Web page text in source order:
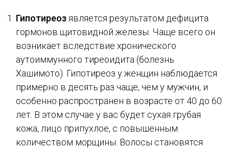
Гипотиреоз является результатом дефицита
гормонов щитовидной железы. Чаще всего он
возникает вследствие хронического
аутоиммунного тиреоидита (болезнь
Хашимото). Гипотиреоз у женщин наблюдается
примерно в десять раз чаще, чем у мужчин, и
особенно распространен в возрасте от 40 до 60
лет. В этом случае у вас будет сухая грубая
кожа, лицо припухлое, с повышенным
количеством морщины. Волосы становятся